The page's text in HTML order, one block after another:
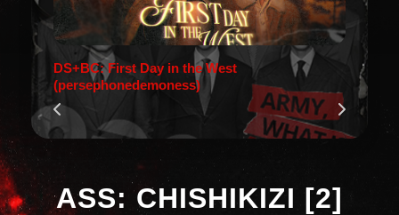
DS+BC: First Day in the West
(persephonedemoness)
ASS: CHISHIKIZI [2]